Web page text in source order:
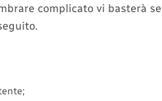
complicato vi basterà